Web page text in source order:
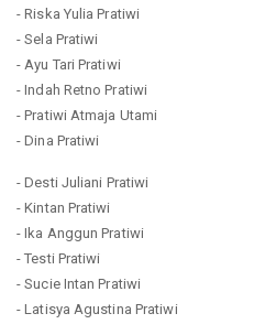
- Riska Yulia Pratiwi
- Sela Pratiwi
- Ayu Tari Pratiwi
- Indah Retno Pratiwi
- Pratiwi Atmaja Utami
- Dina Pratiwi
- Desti Juliani Pratiwi
- Kintan Pratiwi
- Ika Anggun Pratiwi
- Testi Pratiwi
- Sucie Intan Pratiwi
- Latisya Agustina Pratiwi